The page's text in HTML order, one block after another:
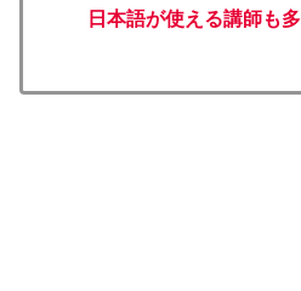
日本語が使える講師も